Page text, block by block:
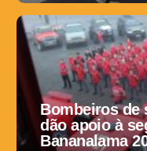
Bombeiros de
dão apoio à
Bananalama